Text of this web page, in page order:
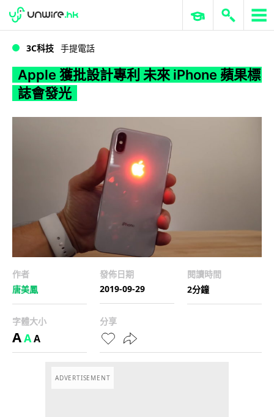
WWDC 2026 ERP 與商業 AI
3C科技 手提電話
Apple 獲批設計專利 未來 iPhone 蘋果標
誌會發光
作者
唐美鳳
發佈日期
2019-09-29
閱讀時間
2分鐘
字體大小
AAA
分享
ADVERTISEMENT